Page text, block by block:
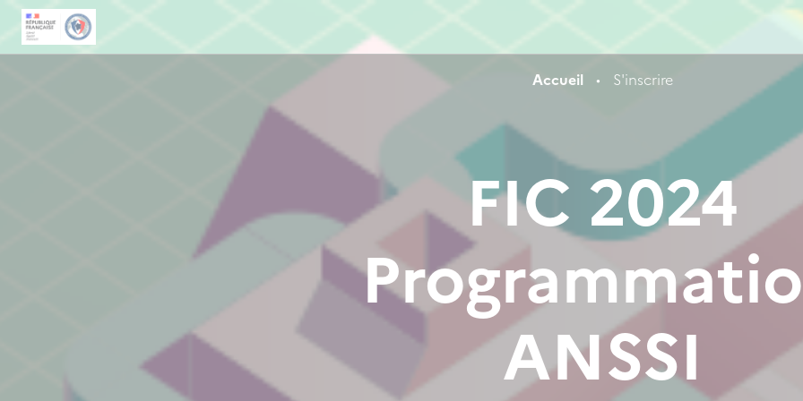
Accueil • S'inscrire
FIC 2024
ANSSI
Panneau de gestion des cookies